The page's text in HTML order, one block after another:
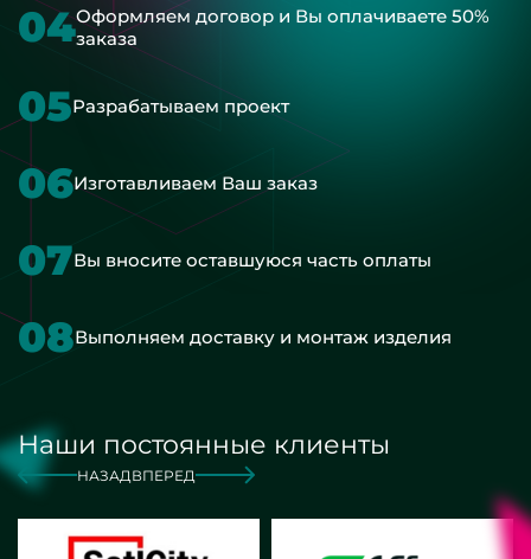
04Оформляем договор и Вы оплачиваете 50%
заказа
05Разрабатываем проект
06Изготавливаем Ваш заказ
07Вы вносите оставшуюся часть оплаты
08Выполняем доставку и монтаж изделия
Наши постоянные клиенты
НАЗАД ВПЕРЕД